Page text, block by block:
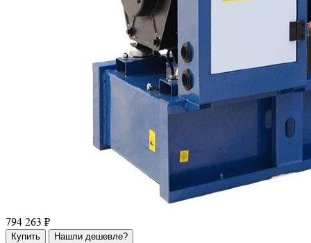
794 263 ₽
Купить Нашли дешевле?